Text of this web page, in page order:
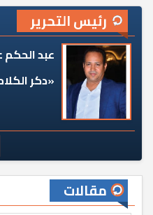
رئيس التحرير
عبد الحكم
«دكر
مقالات